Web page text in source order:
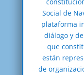
Social de
plataforma
diálogo y
que
están
de